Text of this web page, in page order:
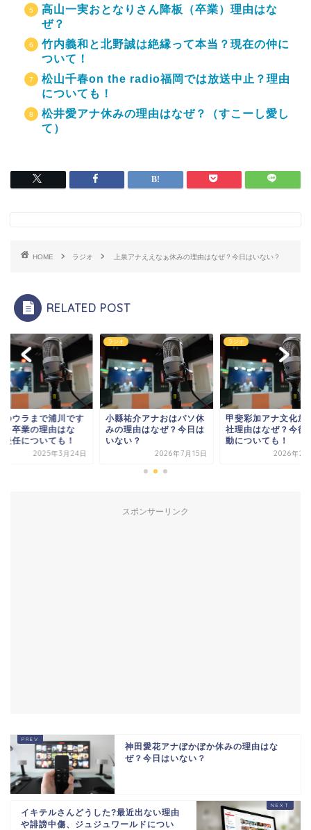
高山一実おとなりさん降板（卒業）理由はな
ぜ？
竹内義和と北野誠は絶縁って本当？現在の仲に
ついて！
松山千春on the radio福岡では放送中止？理由
についても！
松井愛アナ休みの理由はなぜ？（すこーし愛し
て）
HOME ラジオ 上泉アナええなぁ休みの理由はなぜ？今日はいない？
RELATED POST
のウラまで浦川です
ャ卒業の理由はな
後任についても！
2025年3月24日
ラジオ
小縣祐介アナおはパソ休
みの理由はなぜ？今日は
いない？
2026年7月15日
ラジオ
甲斐彩加アナ文化放
社理由はなぜ？今後
動についても！
2026年2
スポンサーリンク
神田愛花アナぽかぽか休みの理由はな
ぜ？今日はいない？
イキテルさんどうした?最近出ない理由
や誹謗中傷、ジュジュワールドについ